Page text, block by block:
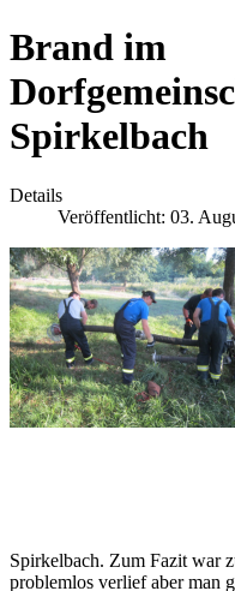
Brand im
Spirkelbach
Details
Veröffentlicht: 03.
Spirkelbach. Zum Fazit war
problemlos verlief aber man